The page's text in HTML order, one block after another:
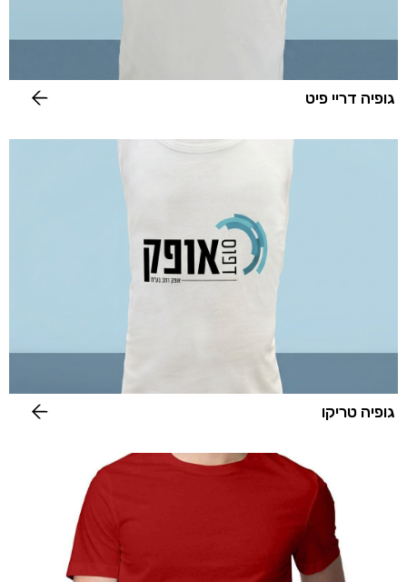
גופיה דריי פיט
גופיה טריקו